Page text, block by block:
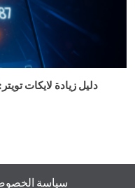
دليل زيادة لايكات
سياسة